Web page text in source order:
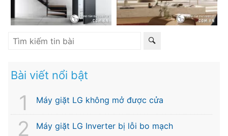
Bài viết nổi bật
Máy giặt LG không mở được cửa
Máy giặt LG Inverter bị lỗi bo mạch